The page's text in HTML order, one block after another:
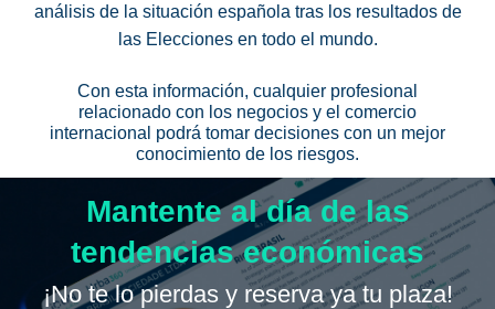
análisis de la situación española tras los resultados de
las Elecciones en todo el mundo.
Con esta información, cualquier profesional
relacionado con los negocios y el comercio
internacional podrá tomar decisiones con un mejor
conocimiento de los riesgos.
Mantente al día de las
tendencias económicas
¡No te lo pierdas y reserva ya tu plaza!